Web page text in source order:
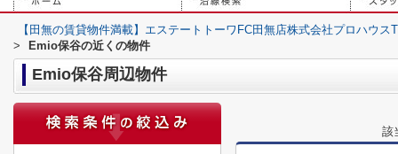
【田無の賃貸物件満載】エステートトーワFC田無店株式会社プロハウス
>
Emio保谷の近くの物件
Emio保谷周辺物件
該